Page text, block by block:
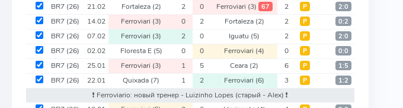
BR7 (26) 21.02 Fortaleza (2) 2 0 Ferroviari (3) 67 2 Р 2:0
BR7 (26) 14.02 Ferroviari (3) 0 2 Fortaleza (2) 2 Р 0:2
BR7 (26) 07.02 Ferroviari (3) 2 0 Iguatu (5) 2 Р 2:0
BR7 (26) 02.02 Floresta E (5) 0 0 Ferroviari (4) 0 Р 0:0
BR7 (26) 25.01 Ferroviari (3) 1 5 Ceara (2) 6 Р 1:5
BR7 (26) 22.01 Quixada (7) 1 2 Ferroviari (6) 3 Р 1:2
❗️ Ferroviario: новый тренер - Luizinho Lopes (старый - Alex) ❗️